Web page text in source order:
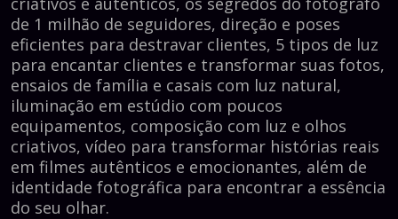
de 1 milhão de seguidores, direção e poses
eficientes para destravar clientes, 5 tipos de luz
para encantar clientes e transformar suas fotos,
ensaios de família e casais com luz natural,
iluminação em estúdio com poucos
equipamentos, composição com luz e olhos
criativos, vídeo para transformar histórias reais
em filmes autênticos e emocionantes, além de
identidade fotográfica para encontrar a essência
do seu olhar.